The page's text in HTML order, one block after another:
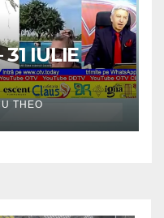
IULIE
THEO